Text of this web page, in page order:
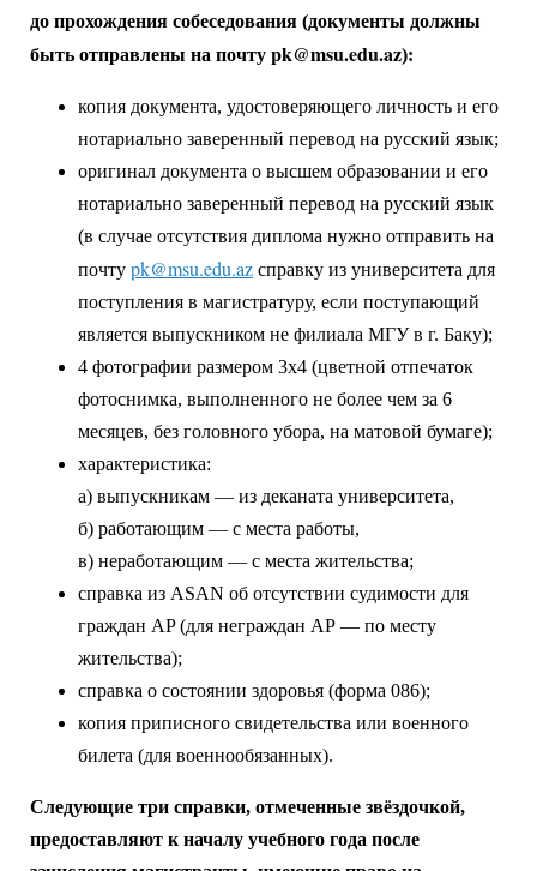
до прохождения собеседования (документы должны
быть отправлены на почту pk@msu.edu.az):
копия документа, удостоверяющего личность и его
нотариально заверенный перевод на русский язык;
оригинал документа о высшем образовании и его
нотариально заверенный перевод на русский язык
(в случае отсутствия диплома нужно отправить на
почту pk@msu.edu.az справку из университета для
поступления в магистратуру, если поступающий
является выпускником не филиала МГУ в г. Баку);
4 фотографии размером 3x4 (цветной отпечаток
фотоснимка, выполненного не более чем за 6
месяцев, без головного убора, на матовой бумаге);
характеристика:
а) выпускникам — из деканата университета,
б) работающим — с места работы,
в) неработающим — с места жительства;
справка из ASAN об отсутствии судимости для
граждан АP (для неграждан АР — по месту
жительства);
справка о состоянии здоровья (форма 086);
копия приписного свидетельства или военного
билета (для военнообязанных).
Следующие три справки, отмеченные звёздочкой,
предоставляют к началу учебного года после